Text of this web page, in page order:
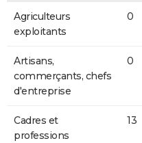
Agriculteurs
exploitants
0
Artisans,
commerçants, chefs
d'entreprise
0
Cadres et
professions
13